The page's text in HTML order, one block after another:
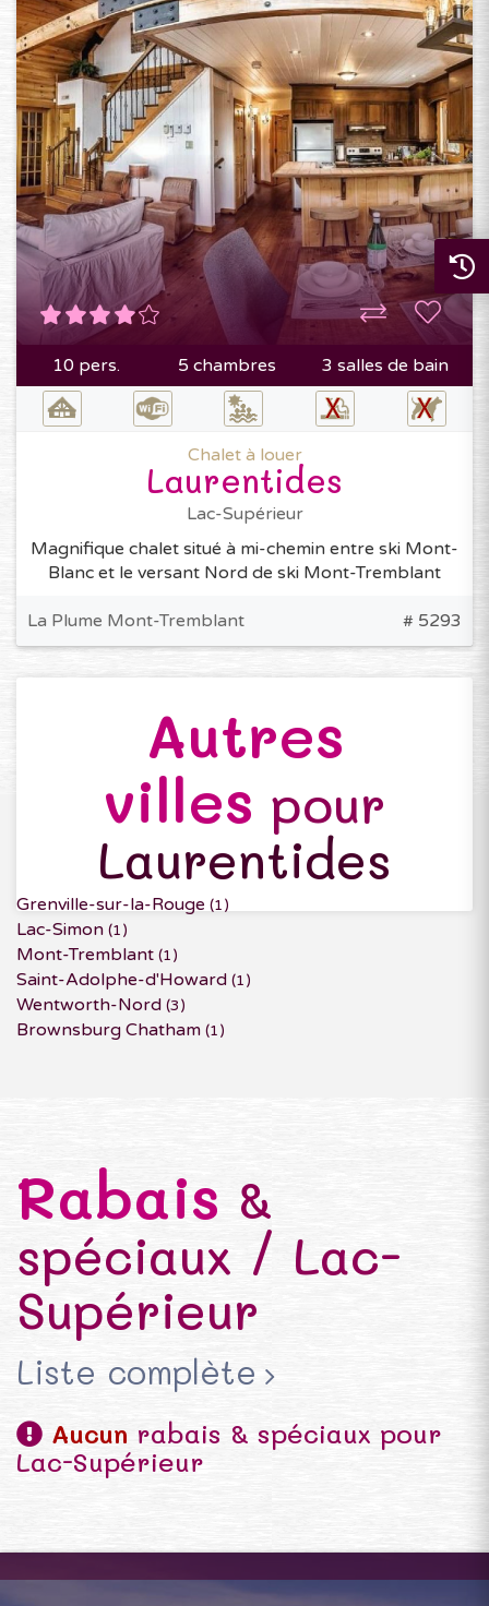
10 pers. 5 chambres 3 salles de bain
Chalet à louer
Laurentides
Lac-Supérieur
Magnifique chalet situé à mi-chemin entre ski Mont-
Blanc et le versant Nord de ski Mont-Tremblant
La Plume Mont-Tremblant # 5293
Autres
villes pour
Laurentides
Grenville-sur-la-Rouge (1)
Lac-Simon (1)
Mont-Tremblant (1)
Saint-Adolphe-d'Howard (1)
Wentworth-Nord (3)
Brownsburg Chatham (1)
Rabais &
spéciaux / Lac-
Supérieur
Liste complète
Aucun rabais & spéciaux pour
Lac-Supérieur